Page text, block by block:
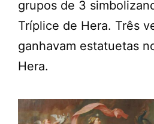
grupos de 3
Tríplice de Hera. Três
ganhavam estatuetas
Hera.